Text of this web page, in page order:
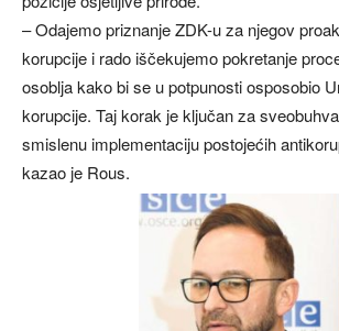
– Odajemo priznanje ZDK-u za njegov
korupcije i rado iščekujemo pokretanje
osoblja kako bi se u potpunosti osposobio
korupcije. Taj korak je ključan za
smislenu implementaciju postojećih
kazao je Rous.